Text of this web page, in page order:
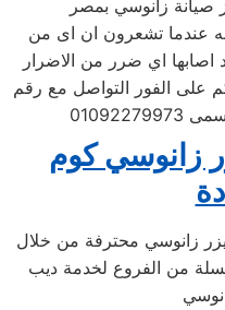
زانوسي بمصر
عندما تشعرون ان اى من
اي ضرر من الاضرار
على الفور التواصل مع رقم
زانوسي كوم
زانوسي محترفة من خلال
من الفروع لخدمة ديب